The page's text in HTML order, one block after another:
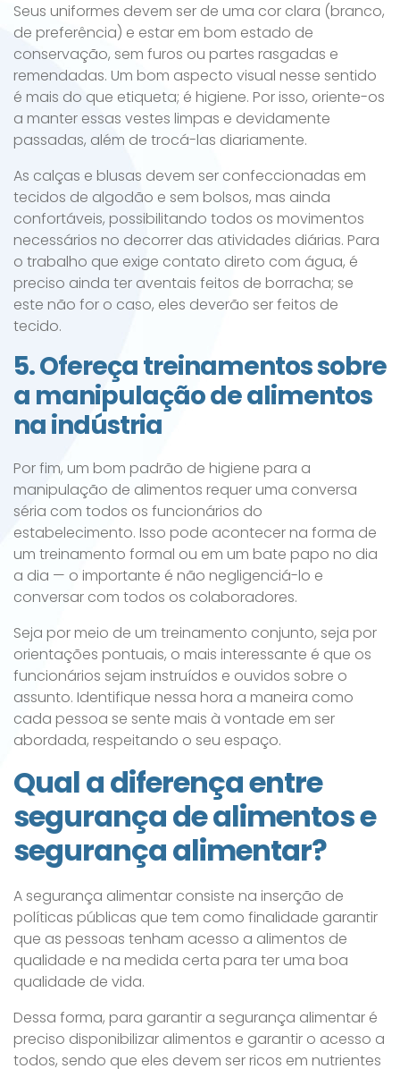
Seus uniformes devem ser de uma cor clara (branco,
de preferência) e estar em bom estado de
conservação, sem furos ou partes rasgadas e
remendadas. Um bom aspecto visual nesse sentido
é mais do que etiqueta; é higiene. Por isso, oriente-os
a manter essas vestes limpas e devidamente
passadas, além de trocá-las diariamente.
As calças e blusas devem ser confeccionadas em
tecidos de algodão e sem bolsos, mas ainda
confortáveis, possibilitando todos os movimentos
necessários no decorrer das atividades diárias. Para
o trabalho que exige contato direto com água, é
preciso ainda ter aventais feitos de borracha; se
este não for o caso, eles deverão ser feitos de
tecido.
5. Ofereça treinamentos sobre
a manipulação de alimentos
na indústria
Por fim, um bom padrão de higiene para a
manipulação de alimentos requer uma conversa
séria com todos os funcionários do
estabelecimento. Isso pode acontecer na forma de
um treinamento formal ou em um bate papo no dia
a dia — o importante é não negligenciá-lo e
conversar com todos os colaboradores.
Seja por meio de um treinamento conjunto, seja por
orientações pontuais, o mais interessante é que os
funcionários sejam instruídos e ouvidos sobre o
assunto. Identifique nessa hora a maneira como
cada pessoa se sente mais à vontade em ser
abordada, respeitando o seu espaço.
Qual a diferença entre
segurança de alimentos e
segurança alimentar?
A segurança alimentar consiste na inserção de
políticas públicas que tem como finalidade garantir
que as pessoas tenham acesso a alimentos de
qualidade e na medida certa para ter uma boa
qualidade de vida.
Dessa forma, para garantir a segurança alimentar é
preciso disponibilizar alimentos e garantir o acesso a
todos, sendo que eles devem ser ricos em nutrientes